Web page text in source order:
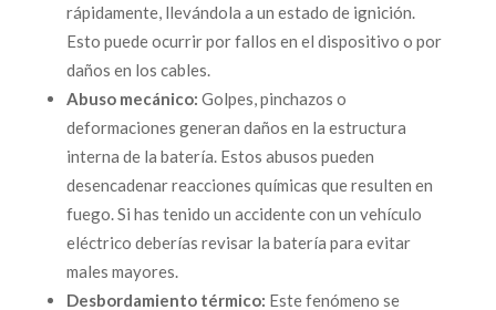
rápidamente, llevándola a un estado de ignición.
Esto puede ocurrir por fallos en el dispositivo o por
daños en los cables.
Abuso mecánico: Golpes, pinchazos o
deformaciones generan daños en la estructura
interna de la batería. Estos abusos pueden
desencadenar reacciones químicas que resulten en
fuego. Si has tenido un accidente con un vehículo
eléctrico deberías revisar la batería para evitar
males mayores.
Desbordamiento térmico: Este fenómeno se